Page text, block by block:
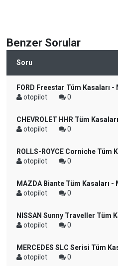
Benzer Sorular
Soru
FORD Freestar Tüm Kasaları
otopilot
0
CHEVROLET HHR Tüm
otopilot
0
ROLLS-ROYCE Corniche
otopilot
0
MAZDA Biante Tüm Kasaları
otopilot
0
NISSAN Sunny Traveller Tüm
otopilot
0
MERCEDES SLC Serisi Tüm
otopilot
0